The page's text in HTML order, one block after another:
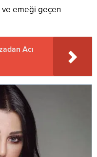
ve emeği geçen
Acı